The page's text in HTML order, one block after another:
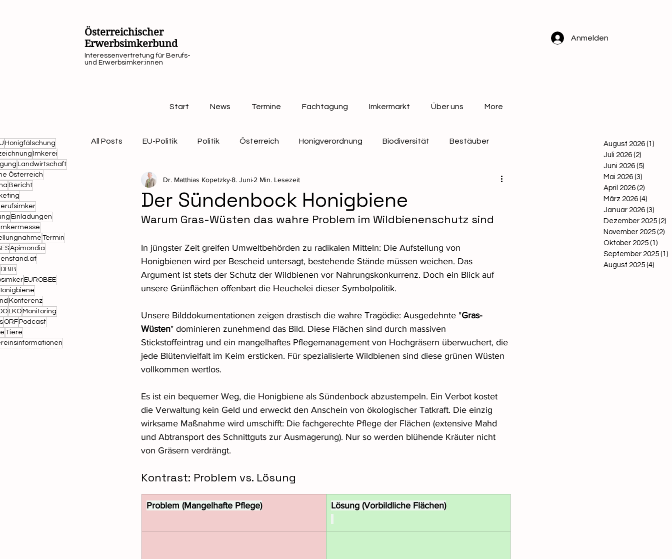
Österreichischer
Erwerbsimkerbund
Interessenvertretung für Berufs-
und Erwerbsimker:innen
Anmelden
Start News Termine Fachtagung Imkermarkt Über uns More
Honigfälschung
Imkerei
Landwirtschaft
Österreich
Bericht
Einladungen
Termin
Apimondia
DBIB
EUROBEE
Konferenz
LKÖ Monitoring
ORF Podcast
Tiere
All Posts EU-Politik Politik Österreich Honigverordnung Biodiversität Bestäuber
Landwirtschaft Termin Bienen Verbandsinformationen
Der Sündenbock Honigbiene
Dr. Matthias Kopetzky8. Juni 2 Min. Lesezeit
Warum Gras-Wüsten das wahre Problem im Wildbienenschutz sind
In jüngster Zeit greifen Umweltbehörden zu radikalen Mitteln: Die Aufstellung von
Honigbienen wird per Bescheid untersagt, bestehende Stände müssen weichen. Das
Argument ist stets der Schutz der Wildbienen vor Nahrungskonkurrenz. Doch ein Blick auf
unsere Grünflächen offenbart die Heuchelei dieser Symbolpolitik.
Unsere Bilddokumentationen zeigen drastisch die wahre Tragödie: Ausgedehnte "Gras-
Wüsten" dominieren zunehmend das Bild. Diese Flächen sind durch massiven
Stickstoffeintrag und ein mangelhaftes Pflegemanagement von Hochgräsern überwuchert, die
jede Blütenvielfalt im Keim ersticken. Für spezialisierte Wildbienen sind diese grünen Wüsten
vollkommen wertlos.
Es ist ein bequemer Weg, die Honigbiene als Sündenbock abzustempeln. Ein Verbot kostet
die Verwaltung kein Geld und erweckt den Anschein von ökologischer Tatkraft. Die einzig
wirksame Maßnahme wird umschifft: Die fachgerechte Pflege der Flächen (extensive Mahd
und Abtransport des Schnittguts zur Ausmagerung). Nur so werden blühende Kräuter nicht
von Gräsern verdrängt.
Kontrast: Problem vs. Lösung
Problem (Mangelhafte Pflege) Lösung (Vorbildliche Flächen)
August 2026 (1)
Juli 2026 (2)
Juni 2026 (5)
Mai 2026 (3)
April 2026 (2)
März 2026 (4)
Januar 2026 (3)
Dezember 2025 (2)
November 2025 (2)
Oktober 2025 (1)
September 2025 (1)
August 2025 (4)